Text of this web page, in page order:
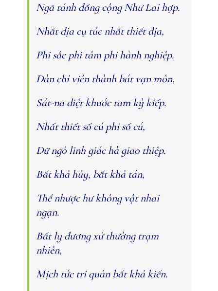
Ngã tánh đồng cộng Như Lai hợp.
Nhất địa cụ túc nhất thiết địa,
Phi sắc phi tâm phi hành nghiệp.
Ðàn chỉ viên thành bát vạn môn,
Sát-na diệt khước tam kỳ kiếp.
Nhất thiết số cú phi số cú,
Dữ ngô linh giác hà giao thiệp.
Bất khả hủy, bất khả tán,
Thể nhược hư không vật nhai
ngạn.
Bất ly đương xứ thường trạm
nhiên,
Mịch tức tri quân bất khả kiến.